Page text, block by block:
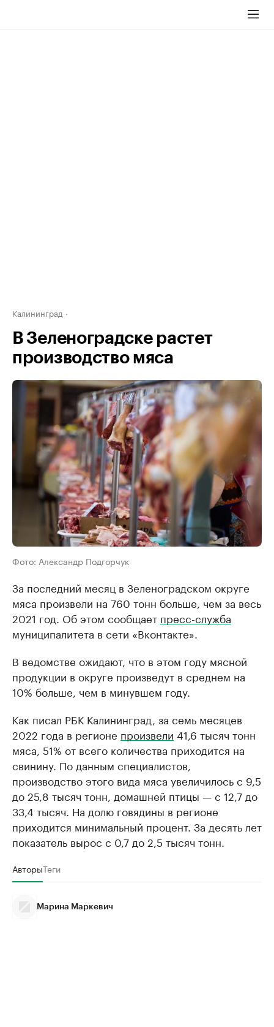
Калининград
В Зеленоградске растет
производство мяса
Фото: Александр Подгорчук
За последний месяц в Зеленоградском округе
мяса произвели на 760 тонн больше, чем за весь
2021 год. Об этом сообщает пресс-служба
муниципалитета в сети «Вконтакте».
В ведомстве ожидают, что в этом году мясной
продукции в округе произведут в среднем на
10% больше, чем в минувшем году.
Как писал РБК Калининград, за семь месяцев
2022 года в регионе произвели 41,6 тысяч тонн
мяса, 51% от всего количества приходится на
свинину. По данным специалистов,
производство этого вида мяса увеличилось с 9,5
до 25,8 тысяч тонн, домашней птицы — с 12,7 до
33,4 тысяч. На долю говядины в регионе
приходится минимальный процент. За десять лет
показатель вырос с 0,7 до 2,5 тысяч тонн.
АвторыТеги
Марина Маркевич